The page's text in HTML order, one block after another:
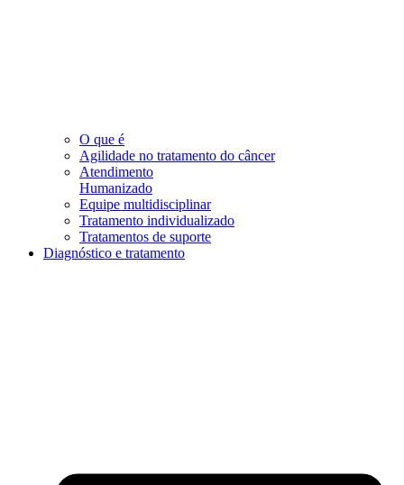
O que é
Agilidade no tratamento do câncer
Atendimento
Humanizado
Equipe multidisciplinar
Tratamento individualizado
Tratamentos de suporte
Diagnóstico e tratamento